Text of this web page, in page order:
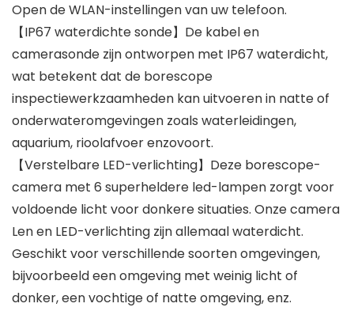
Open de WLAN-instellingen van uw telefoon.
【IP67 waterdichte sonde】De kabel en
camerasonde zijn ontworpen met IP67 waterdicht,
wat betekent dat de borescope
inspectiewerkzaamheden kan uitvoeren in natte of
onderwateromgevingen zoals waterleidingen,
aquarium, rioolafvoer enzovoort.
【Verstelbare LED-verlichting】Deze borescope-
camera met 6 superheldere led-lampen zorgt voor
voldoende licht voor donkere situaties. Onze camera
Len en LED-verlichting zijn allemaal waterdicht.
Geschikt voor verschillende soorten omgevingen,
bijvoorbeeld een omgeving met weinig licht of
donker, een vochtige of natte omgeving, enz.